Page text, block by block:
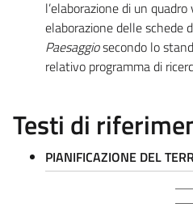
l’elaborazione di un
elaborazione delle schede
Paesaggiosecondo lo
relativo programma di
Testi di
PIANIFICAZIONE DEL